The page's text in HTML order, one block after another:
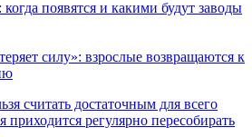
силу»: взрослые возвращаются к
считать достаточным для всего
приходится регулярно пересобирать